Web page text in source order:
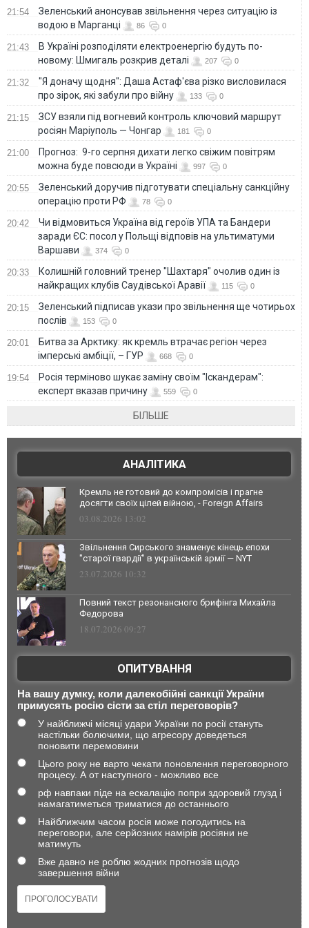
21:54
Зеленський анонсував звільнення через ситуацію із
водою в Марганці
86 0
21:43
В Україні розподіляти електроенергію будуть по-
новому: Шмигаль розкрив деталі
207 0
21:32
"Я доначу щодня": Даша Астаф'єва різко висловилася
про зірок, які забули про війну
133 0
21:15
ЗСУ взяли під вогневий контроль ключовий маршрут
росіян Маріуполь — Чонгар
181 0
21:00
Прогноз: 9-го серпня дихати легко свіжим повітрям
можна буде повсюди в Україні
997 0
20:55
Зеленський доручив підготувати спеціальну санкційну
операцію проти РФ
78 0
20:42
Чи відмовиться Україна від героїв УПА та Бандери
заради ЄС: посол у Польщі відповів на ультиматуми
Варшави
374 0
20:33
Колишній головний тренер "Шахтаря" очолив один із
найкращих клубів Саудівської Аравії
115 0
20:15
Зеленський підписав укази про звільнення ще чотирьох
послів
153 0
20:01
Битва за Арктику: як кремль втрачає регіон через
імперські амбіції, – ГУР
668 0
19:54
Росія терміново шукає заміну своїм "Іскандерам":
експерт вказав причину
559 0
БІЛЬШЕ
АНАЛІТИКА
Кремль не готовий до компромісів і прагне
досягти своїх цілей війною, - Foreign Affairs
03.08.2026 13:02
Звільнення Сирського знаменує кінець епохи
"старої гвардії" в українській армії — NYT
23.07.2026 10:32
Повний текст резонансного брифінга Михайла
Федорова
18.07.2026 09:27
ОПИТУВАННЯ
На вашу думку, коли далекобійні санкції України
примусять росію сісти за стіл переговорів?
У найближчі місяці удари України по росії стануть
настільки болючими, що агресору доведеться
поновити перемовини
Цього року не варто чекати поновлення переговорного
процесу. А от наступного - можливо все
рф навпаки піде на ескалацію попри здоровий глузд і
намагатиметься триматися до останнього
Найближчим часом росія може погодитись на
переговори, але серйозних намірів росіяни не
матимуть
Вже давно не роблю жодних прогнозів щодо
завершення війни